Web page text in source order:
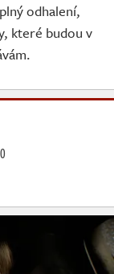
odhalení,
které budou v